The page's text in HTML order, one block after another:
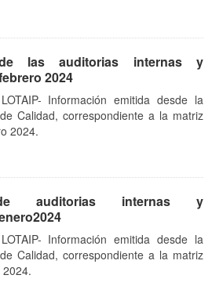
las auditorias internas y
2024
Información emitida desde la
Calidad, correspondiente a la matriz
2024.
de auditorias internas y
Información emitida desde la
Calidad, correspondiente a la matriz